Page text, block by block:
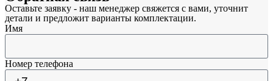
Оставьте заявку - наш менеджер свяжется с вами, уточнит
детали и предложит варианты комплектации.
Имя
Номер телефона